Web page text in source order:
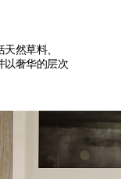
然草料、
以奢华的层次